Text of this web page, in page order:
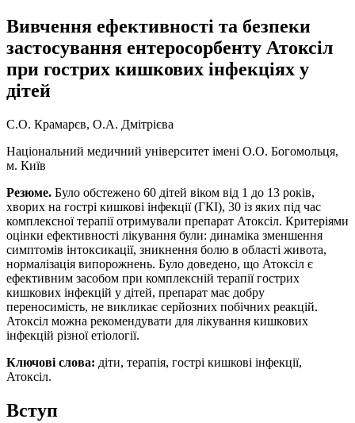
Вивчення ефективності та безпеки
застосування ентеросорбенту Атоксіл
при гострих кишкових інфекціях у
дітей
С.О. Крамарєв, О.А. Дмітрієва
Національний медичний університет імені О.О. Богомольця,
м. Київ
Резюме. Було обстежено 60 дітей віком від 1 до 13 років,
хворих на гострі кишкові інфекції (ГКІ), 30 із яких під час
комплексної терапії отримували препарат Атоксіл. Критеріями
оцінки ефективності лікування були: динаміка зменшення
симптомів інтоксикації, зникнення болю в області живота,
нормалізація випорожнень. Було доведено, що Атоксіл є
ефективним засобом при комплексній терапії гострих
кишкових інфекцій у дітей, препарат має добру
переносимість, не викликає серйозних побічних реакцій.
Атоксіл можна рекомендувати для лікування кишкових
інфекцій різної етіології.
Ключові слова: діти, терапія, гострі кишкові інфекції,
Атоксіл.
Вступ